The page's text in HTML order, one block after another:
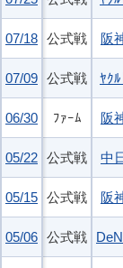
07/18
07/09
06/30
05/22
05/15
05/06
07/18 公式戦 阪
07/09 公式戦 ﾔｸﾙ
06/30 ﾌｧｰﾑ 阪
05/22 公式戦 中
05/15 公式戦 阪
05/06 公式戦